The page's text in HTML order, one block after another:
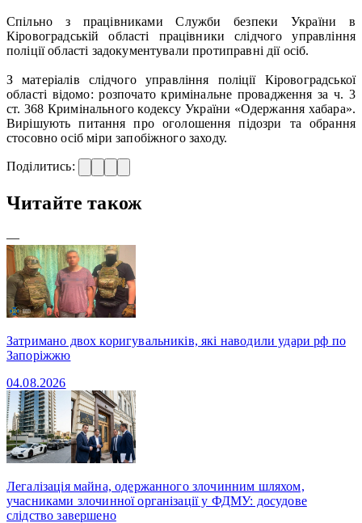
Спільно з працівниками Служби безпеки України в
Кіровоградській області працівники слідчого управління
поліції області задокументували протиправні дії осіб.
З матеріалів слідчого управління поліції Кіровоградської
області відомо: розпочато кримінальне провадження за ч. 3
ст. 368 Кримінального кодексу України «Одержання хабара».
Вирішують питання про оголошення підозри та обрання
стосовно осіб міри запобіжного заходу.
Поділитись:
Читайте також
—
Затримано двох коригувальників, які наводили удари рф по
Запоріжжю
04.08.2026
Легалізація майна, одержанного злочинним шляхом,
учасниками злочинної організації у ФДМУ: досудове
слідство завершено